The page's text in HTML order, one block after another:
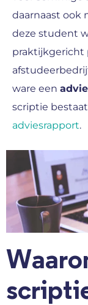
daarnaast ook
deze student
praktijkgericht
ware een
scriptie
adviesrapport.